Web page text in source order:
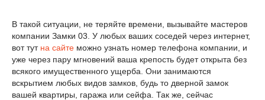
В такой ситуации, не теряйте времени, вызывайте мастеров
компании Замки 03. У любых ваших соседей через интернет,
вот тут на сайте можно узнать номер телефона компании, и
уже через пару мгновений ваша крепость будет открыта без
всякого имущественного ущерба. Они занимаются
вскрытием любых видов замков, будь то дверной замок
вашей квартиры, гаража или сейфа. Так же, сейчас